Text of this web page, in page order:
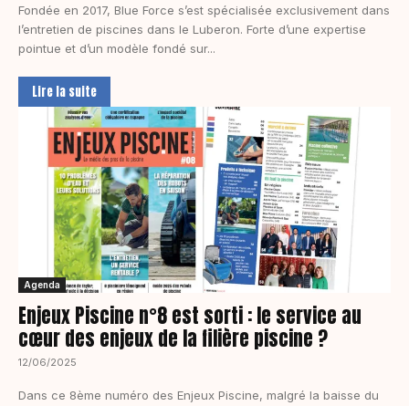
Fondée en 2017, Blue Force s’est spécialisée exclusivement dans
l’entretien de piscines dans le Luberon. Forte d’une expertise
pointue et d’un modèle fondé sur...
Lire la suite
Agenda
Enjeux Piscine n°8 est sorti : le service au
cœur des enjeux de la filière piscine ?
12/06/2025
Dans ce 8ème numéro des Enjeux Piscine, malgré la baisse du